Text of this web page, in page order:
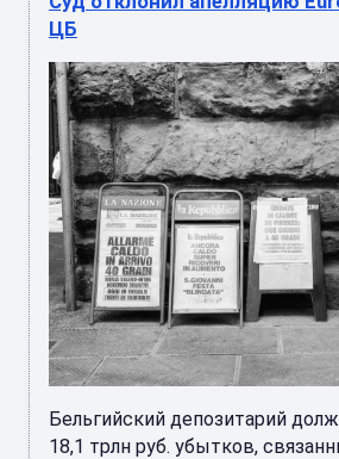
ЦБ
Бельгийский депозитарий
18,1 трлн руб. убытков,